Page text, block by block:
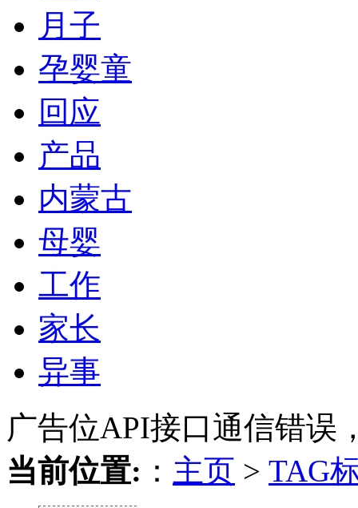
月子
孕婴童
回应
产品
内蒙古
母婴
工作
家长
异事
广告位API接口通信错误
当前位置: ： 主页 > TAG